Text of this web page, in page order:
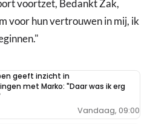
voortzet, Bedankt Zak,
voor hun vertrouwen in mij, ik
geeft inzicht in
met Marko: "Daar was ik erg
Vandaag, 09:00